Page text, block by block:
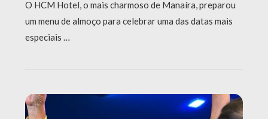
O HCM Hotel, o mais charmoso de Manaíra, preparou
um menu de almoço para celebrar uma das datas mais
especiais …